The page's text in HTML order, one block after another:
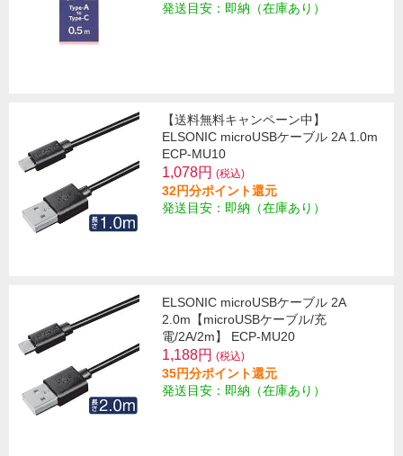
発送目安：即納（在庫あり）
【送料無料キャンペーン中】
ELSONIC microUSBケーブル 2A 1.0m
ECP-MU10
1,078円 (税込)
32円分ポイント還元
発送目安：即納（在庫あり）
ELSONIC microUSBケーブル 2A
2.0m【microUSBケーブル/充
電/2A/2m】 ECP-MU20
1,188円 (税込)
35円分ポイント還元
発送目安：即納（在庫あり）